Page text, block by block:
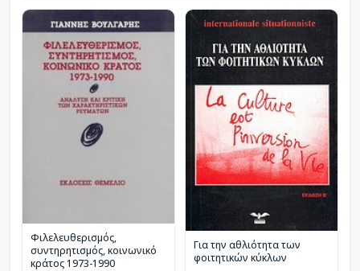
Φιλελευθερισμός,
συντηρητισμός, κοινωνικό
κράτος 1973-1990
Για την αθλιότητα των
φοιτητικών κύκλων